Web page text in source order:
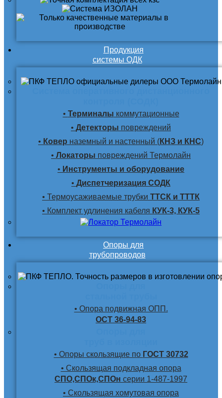
Продукция
системы ОДК
• Терминалы коммутационные
• Детекторы повреждений
• Ковер наземный и настенный (КНЗ и КНС)
• Локаторы повреждений Термолайн
• Инструменты и оборудование
• Диспетчеризация СОДК
• Термоусаживаемые трубки ТТСК и ТТТК
• Комплект удлинения кабеля КУК-3, КУК-5
Опоры для
трубопроводов
• Опора подвижная ОПП.
ОСТ 36-94-83
• Опоры скользящие по ГОСТ 30732
• Скользящая подкладная опора
СПО,СПОк,СПОн серии 1-487-1997
• Скользящая хомутовая опора